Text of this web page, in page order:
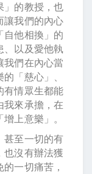
」的教授，也
讓我們的內心
自他相換」的
、以及愛他執
我們在內心當
「慈心」、
有情眾生都能
我來承擔，在
上意樂」。
甚至一切的有
也沒有辦法獲
一切痛苦，